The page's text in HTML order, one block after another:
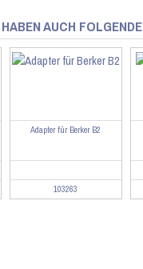
AUCH
Adapter für Berker B2
103263